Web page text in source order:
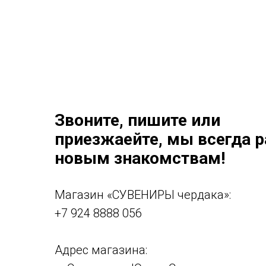
Звоните, пишите или
приезжаейте, мы всегда
новым знакомствам!
Магазин «СУВЕНИРЫ чердака»:
+7 924 8888 056
Адрес магазина: